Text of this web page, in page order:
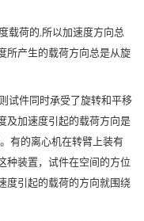
载荷的,所以加速度方向总
所产生的载荷方向总是从旋
试件同时承受了旋转和平移
及加速度引起的载荷方向是
有的离心机在转臂上装有
种装置，试件在空间的方位
度引起的载荷的方向就围绕